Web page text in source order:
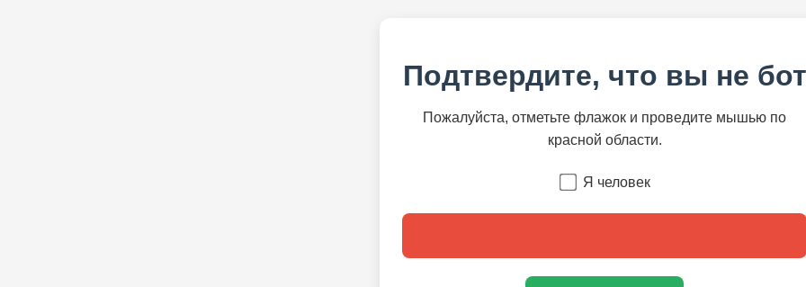
Подтвердите, что вы не бот
Пожалуйста, отметьте флажок и проведите мышью по
красной области.
Я человек